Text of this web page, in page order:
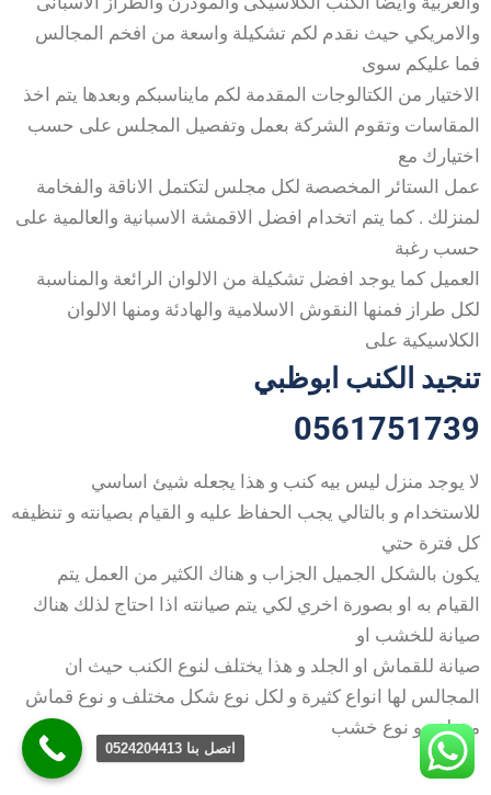
والامريكي حيث نقدم لكم تشكيلة واسعة من افخم المجالس
فما عليكم سوى
الاختيار من الكتالوجات المقدمة لكم مايناسبكم وبعدها يتم اخذ
المقاسات وتقوم الشركة بعمل وتفصيل المجلس على حسب
اختيارك مع
عمل الستائر المخصصة لكل مجلس لتكتمل الاناقة والفخامة
لمنزلك . كما يتم اتخدام افضل الاقمشة الاسبانية والعالمية على
حسب رغبة
العميل كما يوجد افضل تشكيلة من الالوان الرائعة والمناسبة
لكل طراز فمنها النقوش الاسلامية والهادئة ومنها الالوان
الكلاسيكية على
تنجيد الكنب ابوظبي
0561751739
لا يوجد منزل ليس بيه كنب و هذا يجعله شيئ اساسي
للاستخدام و بالتالي يجب الحفاظ عليه و القيام بصيانته و تنظيفه
كل فترة حتي
يكون بالشكل الجميل الجزاب و هناك الكثير من العمل يتم
القيام به او بصورة اخري لكي يتم صيانته اذا احتاج لذلك هناك
صيانة للخشب او
صيانة للقماش او الجلد و هذا يختلف لنوع الكنب حيث ان
المجالس لها انواع كثيرة و لكل نوع شكل مختلف و نوع قماش
مختلف و نوع خشب
اتصل بنا 0524204413